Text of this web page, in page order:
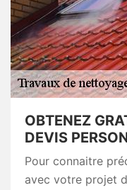
OBTENEZ
DEVIS
Pour connaitre
avec votre projet